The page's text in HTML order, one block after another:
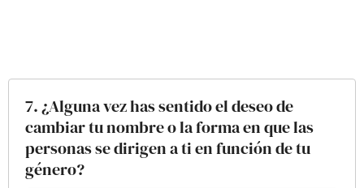
7. ¿Alguna vez has sentido el deseo de
cambiar tu nombre o la forma en que las
personas se dirigen a ti en función de tu
género?